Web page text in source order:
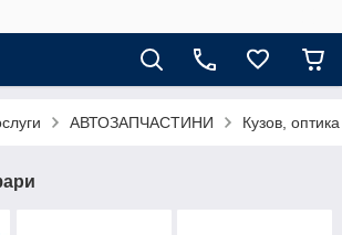
АВТОЗАПЧАСТИНИ Кузов, оптика